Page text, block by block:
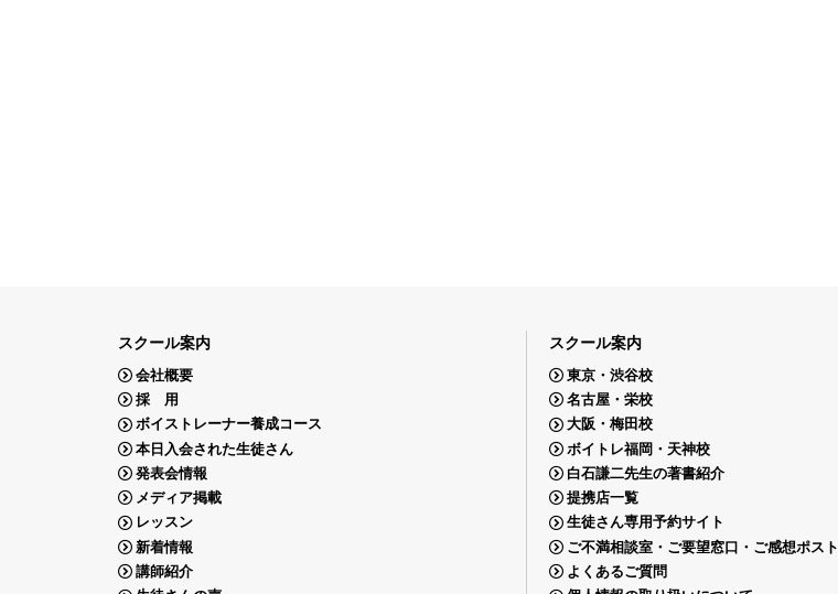
スクール案内
会社概要
採 用
ボイストレーナー養成コース
本日入会された生徒さん
発表会情報
メディア掲載
レッスン
新着情報
講師紹介
スクール案内
東京・渋谷校
名古屋・栄校
大阪・梅田校
ボイトレ福岡・天神校
白石謙二先生の著書紹介
提携店一覧
生徒さん専用予約サイト
ご不満相談室・ご要望窓口・ご感想ポスト
よくあるご質問